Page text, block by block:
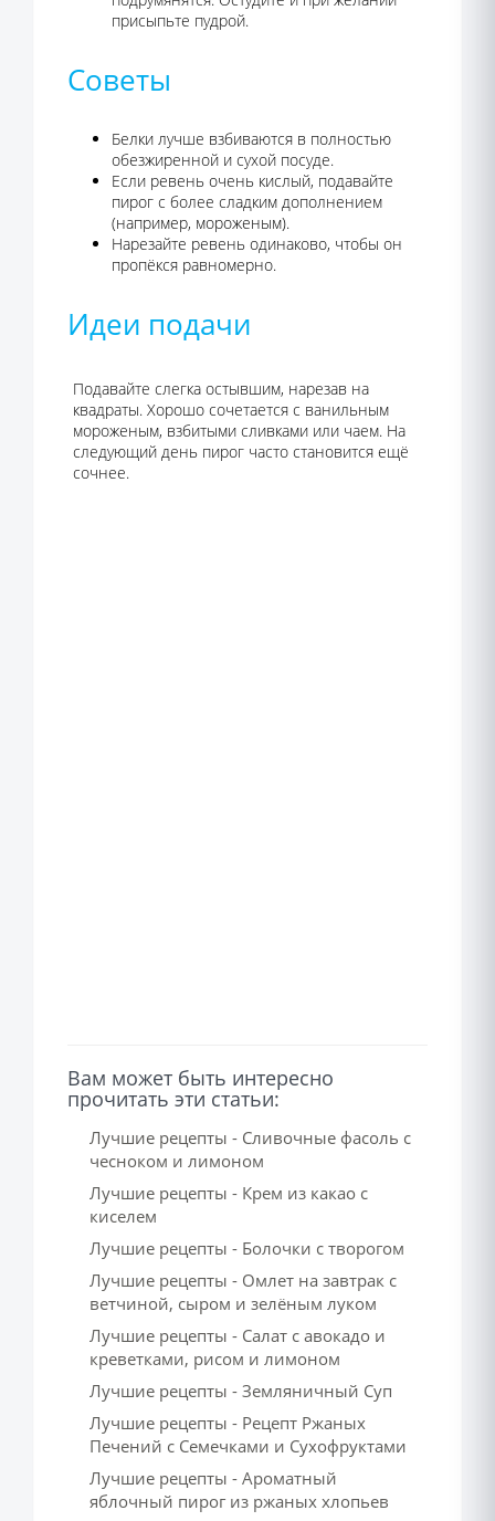
присыпьте пудрой.
Советы
Белки лучше взбиваются в полностью
обезжиренной и сухой посуде.
Если ревень очень кислый, подавайте
пирог с более сладким дополнением
(например, мороженым).
Нарезайте ревень одинаково, чтобы он
пропёкся равномерно.
Идеи подачи
Подавайте слегка остывшим, нарезав на
квадраты. Хорошо сочетается с ванильным
мороженым, взбитыми сливками или чаем. На
следующий день пирог часто становится ещё
сочнее.
Вам может быть интересно
прочитать эти статьи:
Лучшие рецепты - Сливочные фасоль с
чесноком и лимоном
Лучшие рецепты - Крем из какао с
киселем
Лучшие рецепты - Болочки с творогом
Лучшие рецепты - Омлет на завтрак с
ветчиной, сыром и зелёным луком
Лучшие рецепты - Салат с авокадо и
креветками, рисом и лимоном
Лучшие рецепты - Земляничный Суп
Лучшие рецепты - Рецепт Ржаных
Печений с Семечками и Сухофруктами
Лучшие рецепты - Ароматный
яблочный пирог из ржаных хлопьев